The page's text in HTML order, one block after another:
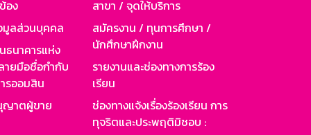
อง
มูลส่วนบุคคล
นาคารแห่ง
ายมือชื่อกำกับ
รออมสิน
ญาตผู้ขาย
สาขา / จุดให้บริการ
สมัครงาน / ทุนการศึกษา /
นักศึกษาฝึกงาน
รายงานและช่องทางการร้อง
เรียน
ช่องทางแจ้งเรื่องร้องเรียน การ
ทุจริตและประพฤติมิชอบ :